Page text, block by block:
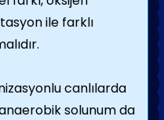
ile farklı
canlılarda
solunum da